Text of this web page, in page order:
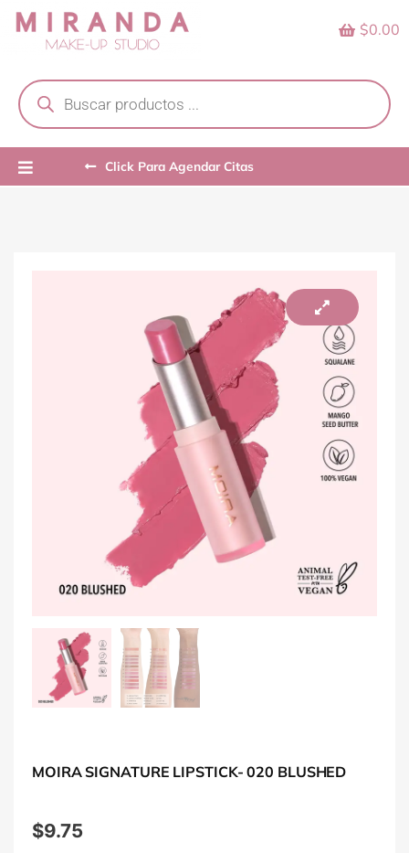
Skip
search
$0.00
Click Para Agendar Citas
MOIRA SIGNATURE LIPSTICK- 020 BLUSHED
$9.75